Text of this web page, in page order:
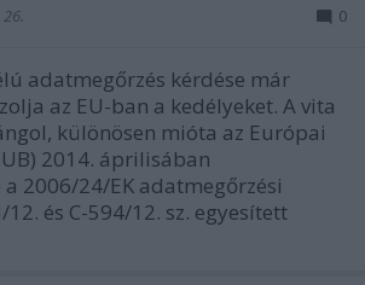
0
adatmegőrzés kérdése már
az EU-ban a kedélyeket. A vita
különösen mióta az Európai
2014. áprilisában
2006/24/EK adatmegőrzési
és C-594/12. sz. egyesített